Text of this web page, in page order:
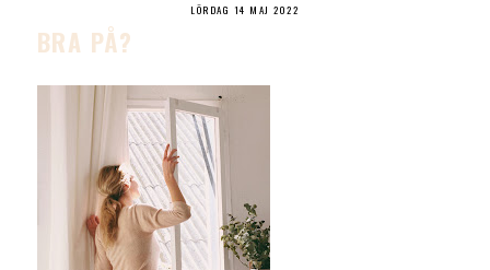
LÖRDAG 14 MAJ 2022
BRA PÅ?